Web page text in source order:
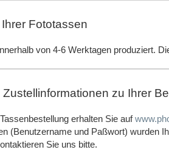
Fototassen
von 4-6 Werktagen produziert.
zu Ihrer
erhalten Sie auf
(Benutzername und Paßwort) wurden
Sie uns bitte.